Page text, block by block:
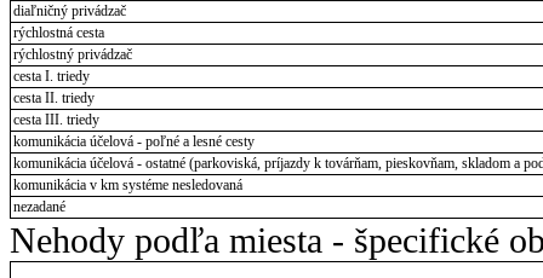
diaľničný privádzač
rýchlostná cesta
rýchlostný privádzač
cesta I. triedy
cesta II. triedy
cesta III. triedy
komunikácia účelová - poľné a lesné cesty
komunikácia účelová - ostatné (parkoviská, príjazdy k továrňam, pieskovňam, skladom a
komunikácia v km systéme nesledovaná
nezadané
Nehody podľa miesta - špecifické